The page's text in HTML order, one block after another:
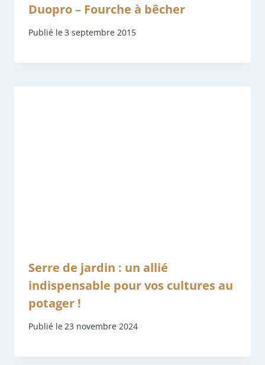
Duopro – Fourche à bêcher
Publié le3 septembre 2015
Serre de jardin : un allié
indispensable pour vos cultures au
potager !
Publié le23 novembre 2024